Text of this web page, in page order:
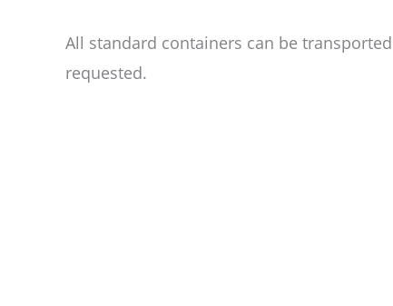
All standard containers can be
requested.